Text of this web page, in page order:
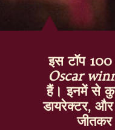
इस टॉप 100
Oscar
हैं। इनमें से
डायरेक्टर,
जीतकर